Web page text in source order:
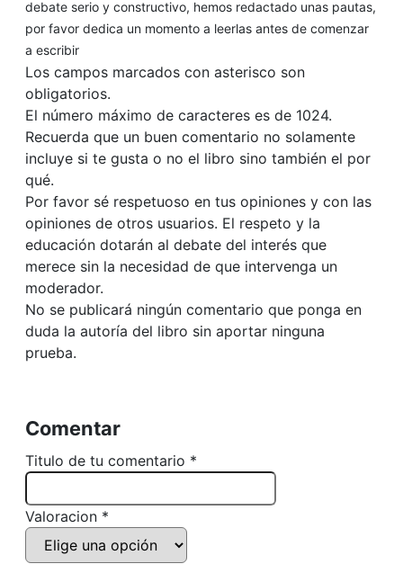
debate serio y constructivo, hemos redactado unas pautas,
por favor dedica un momento a leerlas antes de comenzar
a escribir
Los campos marcados con asterisco son
obligatorios.
El número máximo de caracteres es de 1024.
Recuerda que un buen comentario no solamente
incluye si te gusta o no el libro sino también el por
qué.
Por favor sé respetuoso en tus opiniones y con las
opiniones de otros usuarios. El respeto y la
educación dotarán al debate del interés que
merece sin la necesidad de que intervenga un
moderador.
No se publicará ningún comentario que ponga en
duda la autoría del libro sin aportar ninguna
prueba.
Comentar
Titulo de tu comentario *
Valoracion *